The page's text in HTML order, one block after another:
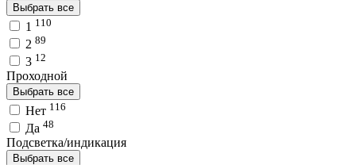
Выбрать все
1 110
2 89
3 12
Проходной
Выбрать все
Нет 116
Да 48
Подсветка/индикация
Выбрать все